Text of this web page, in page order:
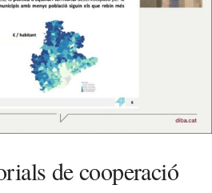
de cooperació